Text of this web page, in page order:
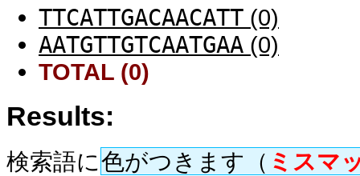
TTCATTGACAACATT (0)
AATGTTGTCAATGAA (0)
TOTAL (0)
Results:
検索語に色がつきます（ ミスマ